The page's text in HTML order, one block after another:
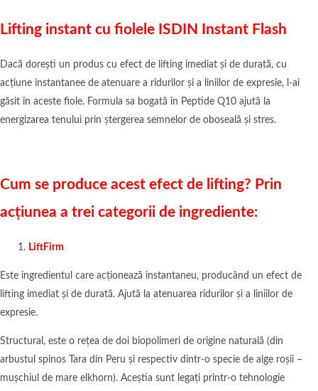
Lifting instant cu fiolele ISDIN Instant Flash
Dacă dorești un produs cu efect de lifting imediat și de durată, cu
acțiune instantanee de atenuare a ridurilor și a liniilor de expresie, l-ai
găsit în aceste fiole. Formula sa bogată în Peptide Q10 ajută la
energizarea tenului prin ștergerea semnelor de oboseală și stres.
Cum se produce acest efect de lifting? Prin
acțiunea a trei categorii de ingrediente:
LiftFirm
Este ingredientul care acționează instantaneu, producând un efect de
lifting imediat și de durată. Ajută la atenuarea ridurilor și a liniilor de
expresie.
Structural, este o rețea de doi biopolimeri de origine naturală (din
arbustul spinos Tara din Peru și respectiv dintr-o specie de alge roșii –
mușchiul de mare elkhorn). Aceștia sunt legați printr-o tehnologie